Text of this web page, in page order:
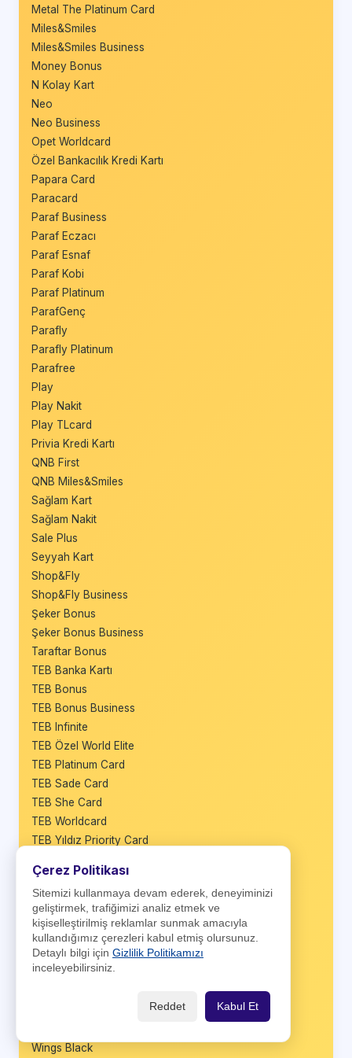
Metal The Platinum Card
Miles&Smiles
Miles&Smiles Business
Money Bonus
N Kolay Kart
Neo
Neo Business
Opet Worldcard
Özel Bankacılık Kredi Kartı
Papara Card
Paracard
Paraf Business
Paraf Eczacı
Paraf Esnaf
Paraf Kobi
Paraf Platinum
ParafGenç
Parafly
Parafly Platinum
Parafree
Play
Play Nakit
Play TLcard
Privia Kredi Kartı
QNB First
QNB Miles&Smiles
Sağlam Kart
Sağlam Nakit
Sale Plus
Seyyah Kart
Shop&Fly
Shop&Fly Business
Şeker Bonus
Şeker Bonus Business
Taraftar Bonus
TEB Banka Kartı
TEB Bonus
TEB Bonus Business
TEB Infinite
TEB Özel World Elite
TEB Platinum Card
TEB Sade Card
TEB She Card
TEB Worldcard
TEB Yıldız Priority Card
Trend Kredi Kartı
Türkiye Finans kredi kartı
Üretici Kart
Vadematik Kart
VakıfBank BusinessCard
VakıfBank Platinum Plus
Wings Black
Çerez Politikası
Sitemizi kullanmaya devam ederek, deneyiminizi
geliştirmek, trafiğimizi analiz etmek ve
kişiselleştirilmiş reklamlar sunmak amacıyla
kullandığımız çerezleri kabul etmiş olursunuz.
Detaylı bilgi için Gizlilik Politikamızı
inceleyebilirsiniz.
Reddet Kabul Et